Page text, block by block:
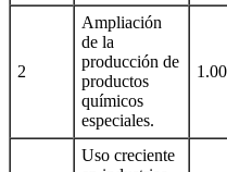
2
Ampliación
de la
producción de
productos
químicos
especiales.
1.00
Uso creciente